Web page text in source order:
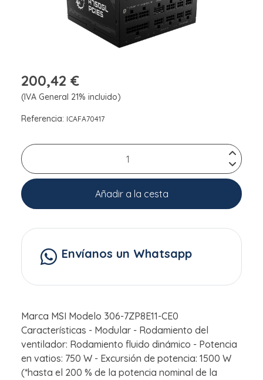
200,42 €
(IVA General 21% incluido)
Referencia: ICAFA70417
Añadir a la cesta
Envíanos un Whatsapp
Marca MSI Modelo 306-7ZP8E11-CE0
Características - Modular - Rodamiento del
ventilador: Rodamiento fluido dinámico - Potencia
en vatios: 750 W - Excursión de potencia: 1500 W
(*hasta el 200 % de la potencia nominal de la